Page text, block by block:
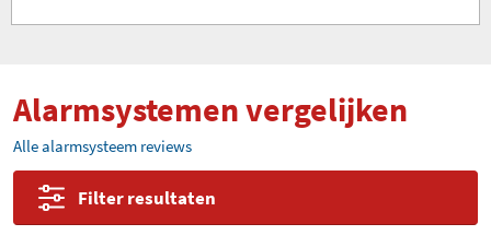
Alarmsystemen vergelijken
Alle alarmsysteem reviews
Filter resultaten